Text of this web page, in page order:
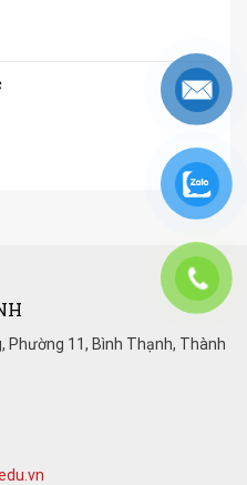
Phường 11, Bình Thạnh, Thành